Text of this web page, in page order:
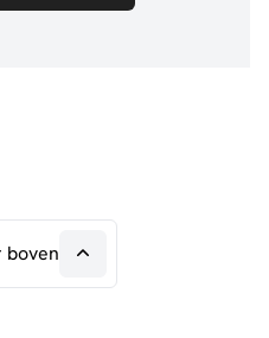
boven